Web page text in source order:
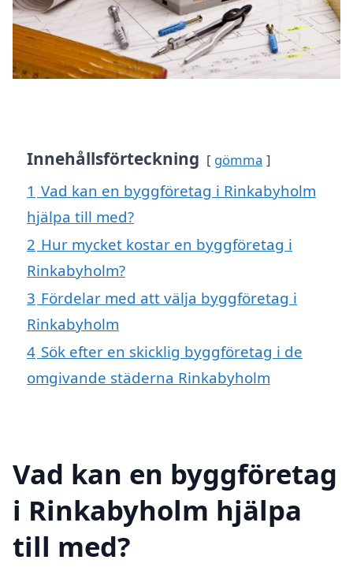
Innehållsförteckning gömma
1 Vad kan en byggföretag i Rinkabyholm
hjälpa till med?
2 Hur mycket kostar en byggföretag i
Rinkabyholm?
3 Fördelar med att välja byggföretag i
Rinkabyholm
4 Sök efter en skicklig byggföretag i de
omgivande städerna Rinkabyholm
Vad kan en byggföretag
i Rinkabyholm hjälpa
till med?